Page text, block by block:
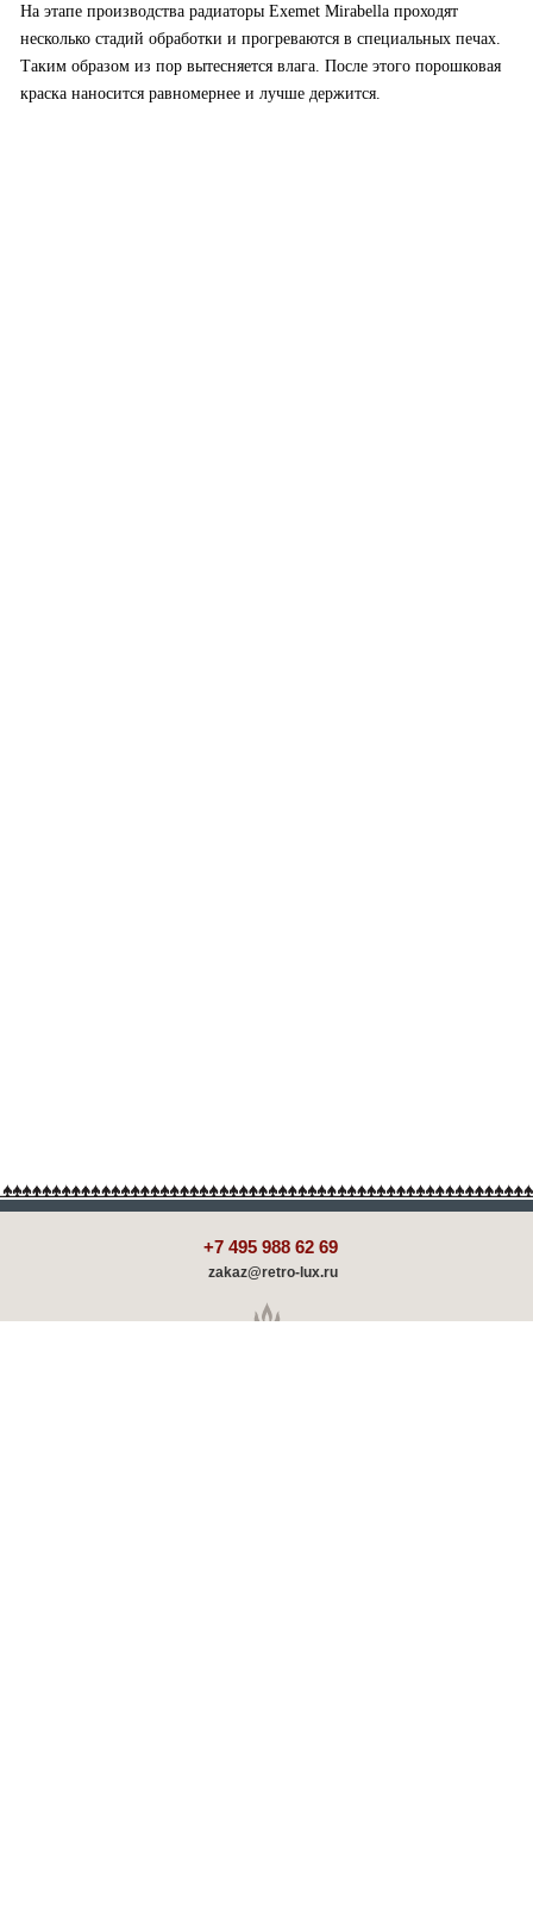
На этапе производства радиаторы Exemet Mirabella проходят
несколько стадий обработки и прогреваются в специальных печах.
Таким образом из пор вытесняется влага. После этого порошковая
краска наносится равномернее и лучше держится.
+7 495 988 62 69
zakaz@retro-lux.ru